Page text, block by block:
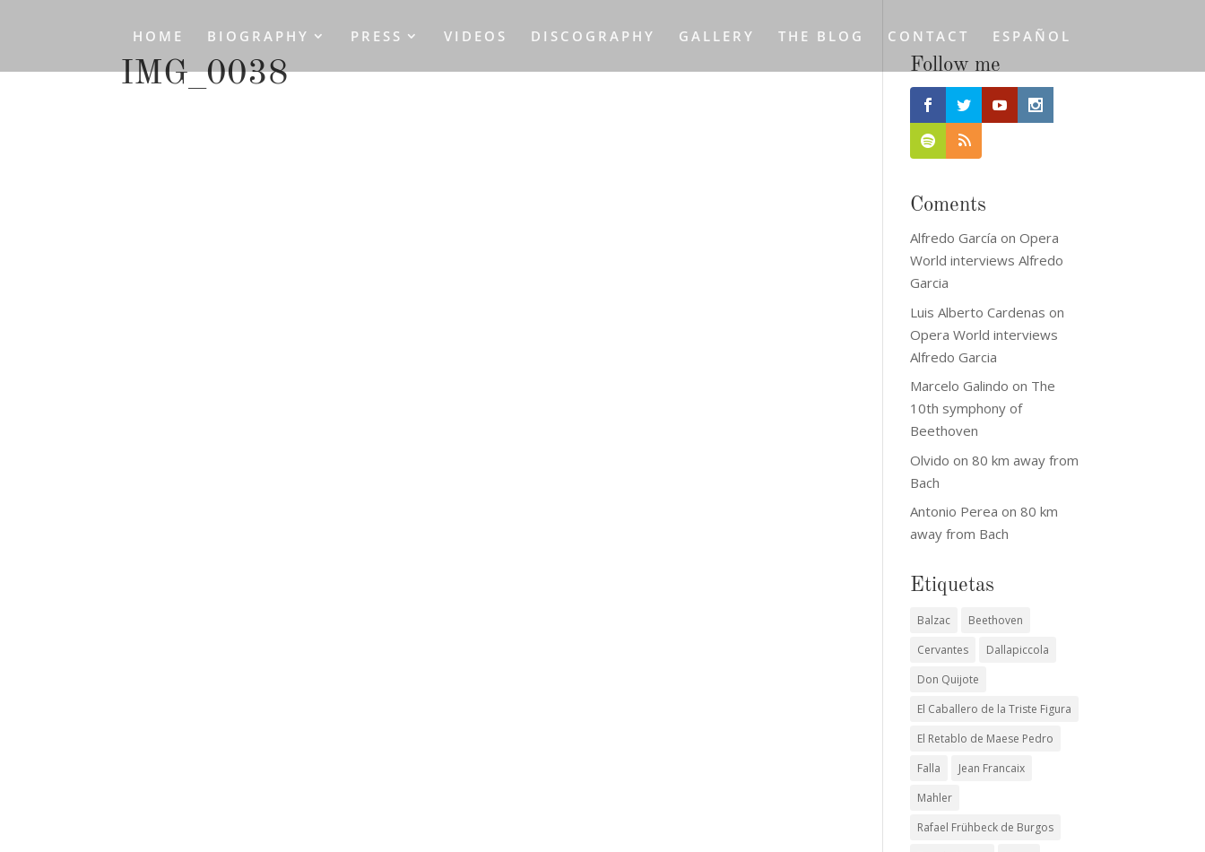
HOME BIOGRAPHY PRESS VIDEOS DISCOGRAPHY GALLERY THE BLOG CONTACT ESPAÑOL
IMG_0038 Follow me
Coments
Alfredo García onOpera
World interviews Alfredo
Garcia
Luis Alberto Cardenas on
Opera World interviews
Alfredo Garcia
Marcelo Galindo on The
10th symphony of
Beethoven
Olvido on80 km away from
Bach
Antonio Perea on80 km
away from Bach
Etiquetas
Balzac
Beethoven
Cervantes
Dallapiccola
Don Quijote
El Caballero de la Triste Figura
El Retablo de Maese Pedro
Falla
Jean Francaix
Mahler
Rafael Frühbeck de Burgos